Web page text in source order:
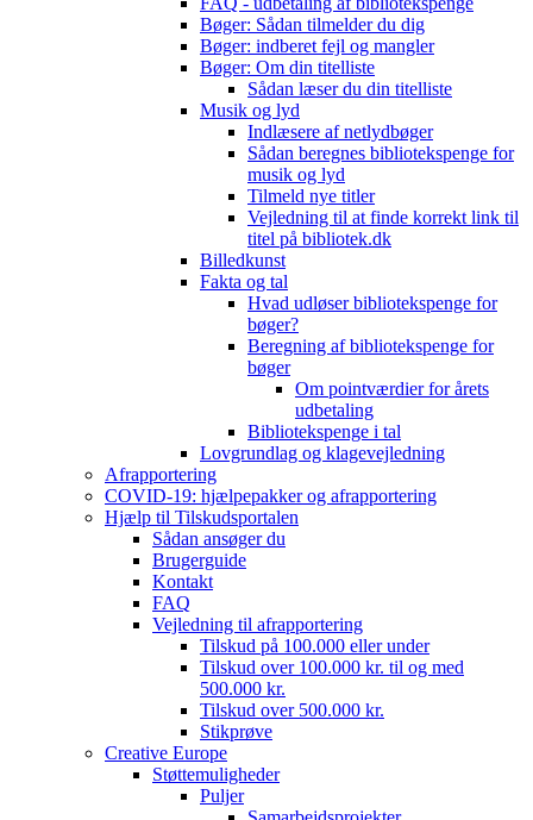
Bøger: Sådan tilmelder du dig
Bøger: indberet fejl og mangler
Bøger: Om din titelliste
Sådan læser du din titelliste
Musik og lyd
Indlæsere af netlydbøger
Sådan beregnes bibliotekspenge for
musik og lyd
Tilmeld nye titler
Vejledning til at finde korrekt link til
titel på bibliotek.dk
Billedkunst
Fakta og tal
Hvad udløser bibliotekspenge for
bøger?
Beregning af bibliotekspenge for
bøger
Om pointværdier for årets
udbetaling
Bibliotekspenge i tal
Lovgrundlag og klagevejledning
Afrapportering
COVID-19: hjælpepakker og afrapportering
Hjælp til Tilskudsportalen
Sådan ansøger du
Brugerguide
Kontakt
FAQ
Vejledning til afrapportering
Tilskud på 100.000 eller under
Tilskud over 100.000 kr. til og med
500.000 kr.
Tilskud over 500.000 kr.
Stikprøve
Creative Europe
Støttemuligheder
Puljer